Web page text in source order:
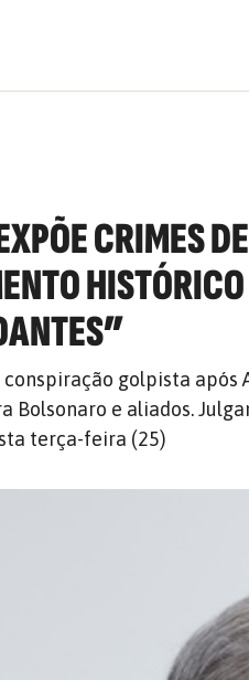
CRIMES
conspiração golpista
Bolsonaro e aliados.
terça-feira (25)